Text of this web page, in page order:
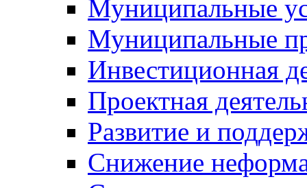
Муниципальные
Муниципальные
Инвестиционная
Проектная
Развитие и
Снижение